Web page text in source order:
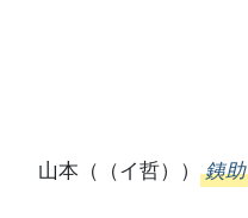
（（イ哲）） 銕助